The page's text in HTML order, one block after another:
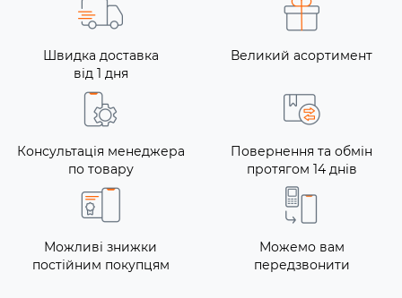
Швидка доставка
від 1 дня
Великий асортимент
Консультація менеджера
по товару
Повернення та обмін
протягом 14 днів
Можливі знижки
постійним покупцям
Можемо вам
передзвонити